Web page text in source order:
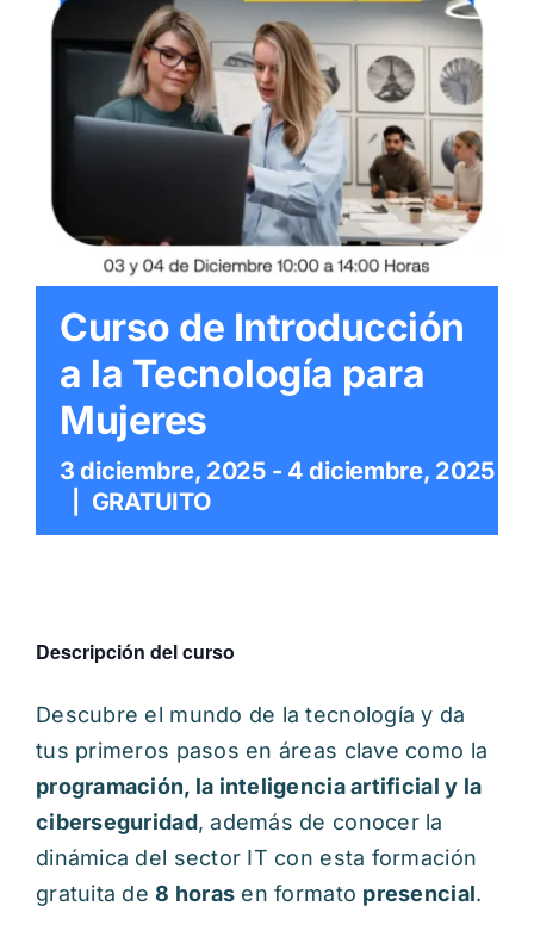
Mediateca
Buscar:
Curso de Introducción
a la Tecnología para
Mujeres
3 diciembre, 2025- 4 diciembre, 2025
GRATUITO
Descripción del curso
Descubre el mundo de la tecnología y da
tus primeros pasos en áreas clave como la
programación, la inteligencia artificial y la
ciberseguridad, además de conocer la
dinámica del sector IT con esta formación
gratuita de8 horas en formato presencial.